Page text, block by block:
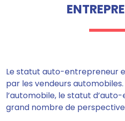
Le statut auto-entrepreneur
par les vendeurs
l’automobile, le statut
grand nombre de